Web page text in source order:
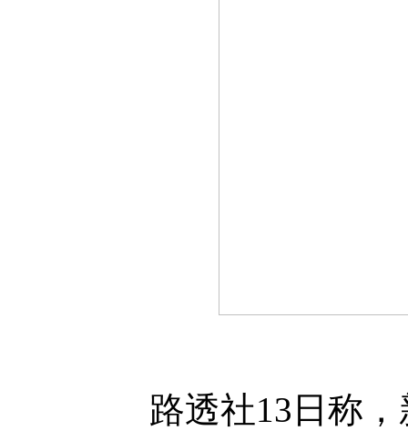
路透社13日称，新